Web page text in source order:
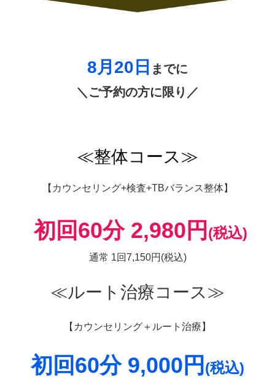
8月20 日 までに
＼ご予約の方に限り／
≪整体コース≫
【 カウンセリング+検査+TBバランス整体】
初回60分 2,980円 (税込)
通常 1回7,150円(税込)
≪ルート治療コース≫
【カウンセリング＋ルート治療】
初回60分 9,000円 (税込)